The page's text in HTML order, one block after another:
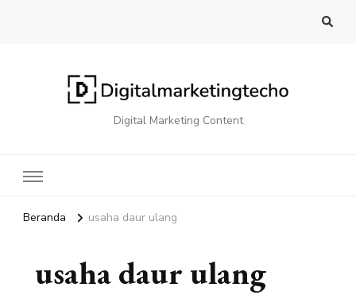
Digital Marketing Content
Beranda usaha daur ulang
usaha daur ulang